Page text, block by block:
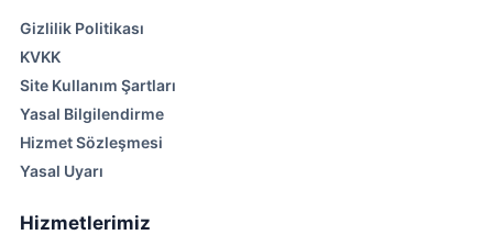
Gizlilik Politikası
KVKK
Site Kullanım Şartları
Yasal Bilgilendirme
Hizmet Sözleşmesi
Yasal Uyarı
Hizmetlerimiz